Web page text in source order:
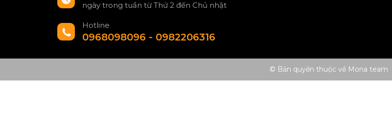
ngày trong tuần từ Thứ 2 đến Chủ nhật
Hotline
0968098096 - 0982206316
© Bản quyền thuộc về Mona team